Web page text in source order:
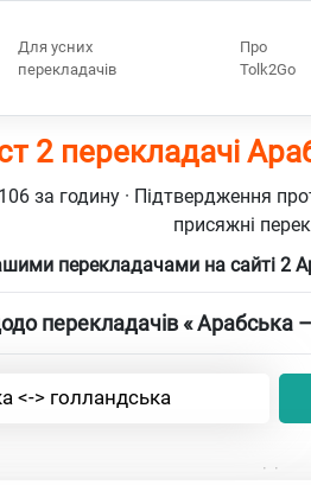
Для усних
перекладачів
Про
Tolk2Go
2 перекладачі
за годину · Підтвердження
присяжні
перекладачами на сайті 2
перекладачів « Арабська
<-> голландська